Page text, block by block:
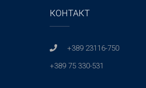
КОНТАКТ
+389 23116-750
+389 75 330-531